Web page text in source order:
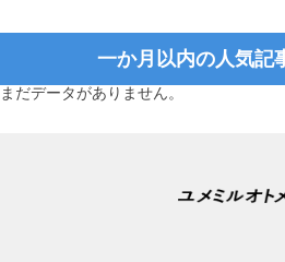
一か月以内の人気記
まだデータがありません。